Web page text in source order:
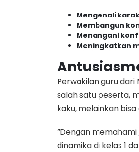
Mengenali
Membangun
Menangani
Meningkatkan
​Perwakilan guru dari
salah satu peserta,
kaku, melainkan
​”Dengan
dinamika di kelas 1